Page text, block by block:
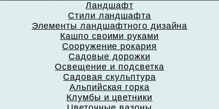
Ландшафт
Стили ландшафта
Элементы ландшафтного дизайна
Кашпо своими руками
Сооружение рокария
Садовые дорожки
Освещение и подсветка
Садовая скульптура
Альпийская горка
Клумбы и цветники